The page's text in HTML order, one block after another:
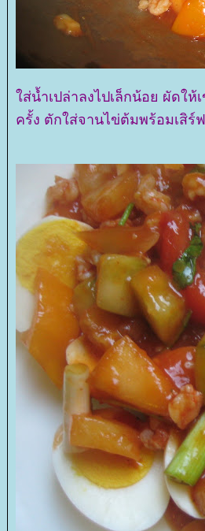
ส่น้ำเปล่าลงไปเล็กน้อย ผัดใ
ครั้ง ตักใส่จานไข่ต้มพร้อมเสิร์ฟ